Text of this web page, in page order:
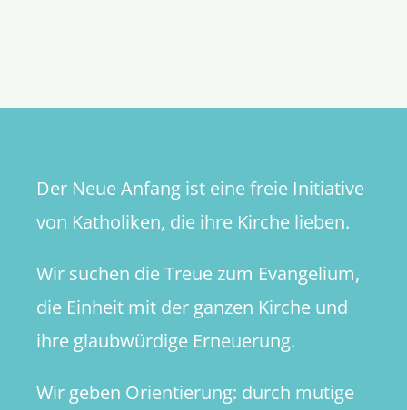
Der Neue Anfang ist eine freie Initiative
von Katholiken, die ihre Kirche lieben.
Wir suchen die Treue zum Evangelium,
die Einheit mit der ganzen Kirche und
ihre glaubwürdige Erneuerung.
Wir geben Orientierung: durch mutige